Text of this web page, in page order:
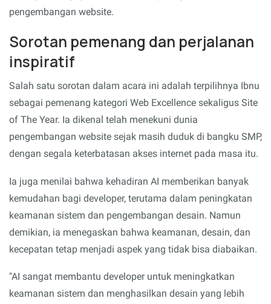
pengembangan website.
Sorotan pemenang dan perjalanan
inspiratif
Salah satu sorotan dalam acara ini adalah terpilihnya Ibnu
sebagai pemenang kategori Web Excellence sekaligus Site
of The Year. Ia dikenal telah menekuni dunia
pengembangan website sejak masih duduk di bangku SMP,
dengan segala keterbatasan akses internet pada masa itu.
Ia juga menilai bahwa kehadiran AI memberikan banyak
kemudahan bagi developer, terutama dalam peningkatan
keamanan sistem dan pengembangan desain. Namun
demikian, ia menegaskan bahwa keamanan, desain, dan
kecepatan tetap menjadi aspek yang tidak bisa diabaikan.
"AI sangat membantu developer untuk meningkatkan
keamanan sistem dan menghasilkan desain yang lebih